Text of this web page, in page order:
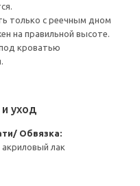
только с реечным дном
на правильной высоте.
кроватью
уход
Обвязка:
лак